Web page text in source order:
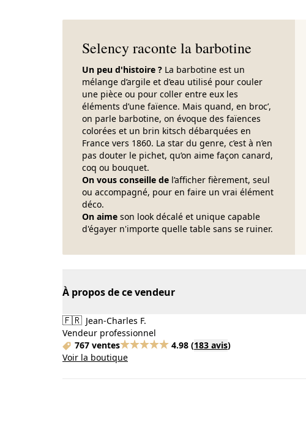
Selency raconte la barbotine
Un peu d'histoire ? La barbotine est un
mélange d’argile et d’eau utilisé pour couler
une pièce ou pour coller entre eux les
éléments d’une faïence. Mais quand, en broc’,
on parle barbotine, on évoque des faïences
colorées et un brin kitsch débarquées en
France vers 1860. La star du genre, c’est à n’en
pas douter le pichet, qu’on aime façon canard,
coq ou bouquet.
On vous conseille de l’afficher fièrement, seul
ou accompagné, pour en faire un vrai élément
déco.
On aime son look décalé et unique capable
d'égayer n'importe quelle table sans se ruiner.
À propos de ce vendeur
🇫🇷 Jean-Charles F.
Vendeur professionnel
767 ventes
4.98 (183 avis)
Voir la boutique